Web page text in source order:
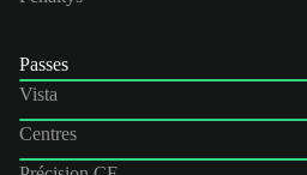
Passes
Vista
Centres